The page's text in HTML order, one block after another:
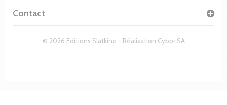
© 2026 Editions Slatkine - Réalisation Cybor SA
Contact